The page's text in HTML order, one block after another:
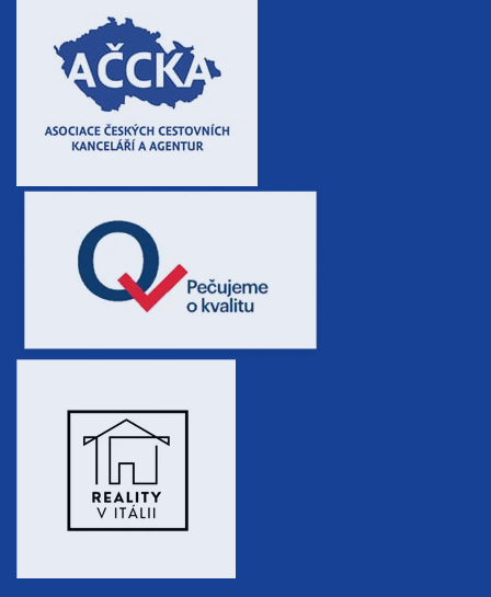
9 600 Kč
20.09. - 25.09.26
neděle - pátek
12 000 Kč
20.09. - 27.09.26
neděle - neděle
16 800 Kč
26.09. - 29.09.26
sobota - úterý
7 200 Kč
26.09. - 30.09.26
9 600 Kč
sobota - čtvrtek
12 000 Kč
26.09. - 03.10.26
sobota - sobota
16 800 Kč